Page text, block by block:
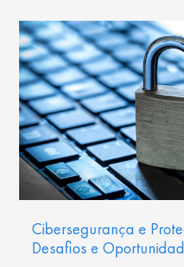
Cibersegurança e
Desafios e